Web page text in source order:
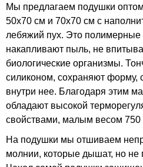
Мы предлагаем подушки
50х70 см и 70х70 см с
лебяжий пух. Это полимерные
накапливают пыль, не
биологические организмы.
силиконом, сохраняют форму,
внутри нее. Благодаря этим
обладают высокой
свойствами, малым весом 750
На подушки мы отшиваем
молнии, которые дышат, но не